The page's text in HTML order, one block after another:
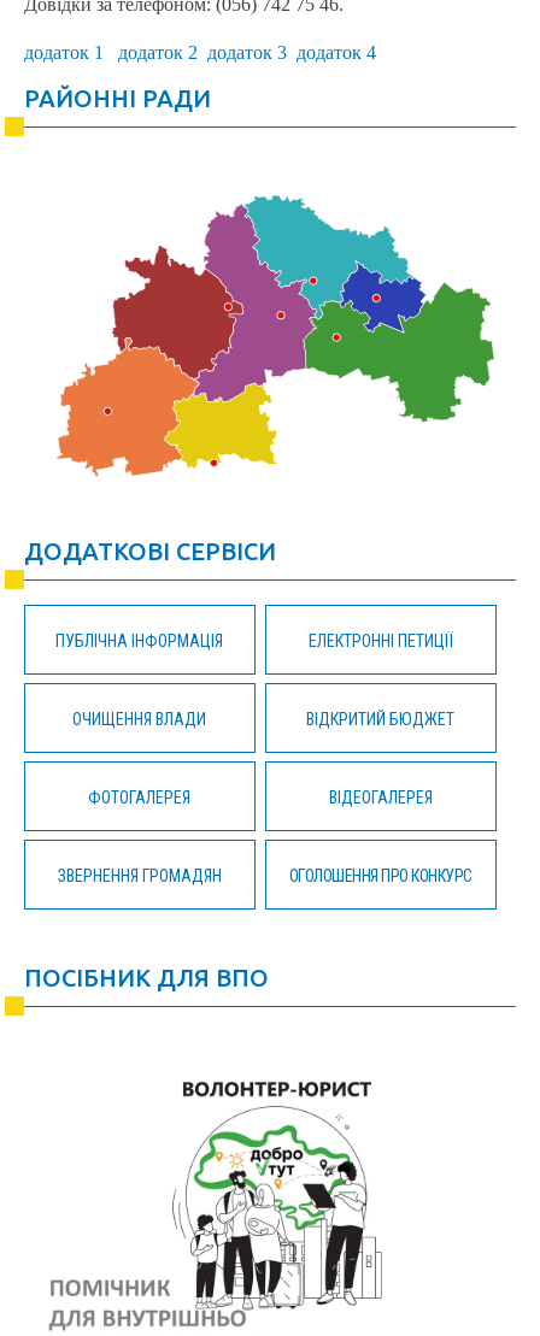
Довідки за телефоном: (056) 742 75 46.
додаток 1 додаток 2 додаток 3 додаток 4
РАЙОННІ РАДИ
ДОДАТКОВІ СЕРВІСИ
ПУБЛІЧНА ІНФОРМАЦІЯ ЕЛЕКТРОННІ ПЕТИЦІЇ
ОЧИЩЕННЯ ВЛАДИ ВІДКРИТИЙ БЮДЖЕТ
ФОТОГАЛЕРЕЯ ВІДЕОГАЛЕРЕЯ
ЗВЕРНЕННЯ ГРОМАДЯН ОГОЛОШЕННЯ ПРО КОНКУРС
ПОСІБНИК ДЛЯ ВПО